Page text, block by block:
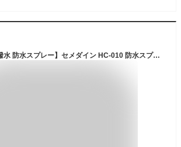
【革にも使える 高撥水 防水スプレー】セメダイン HC-010 防水スプレー多用途＋長時間 420ml 革靴もOK 日用品 生活雑貨 撥水性長持ち 水 汚れ 油をはじく 弾く 汚れ防止 防汚 防水 撥油 傘 レインコート スーツ スポーツウェア アウトド